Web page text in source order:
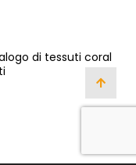
di tessuti coral